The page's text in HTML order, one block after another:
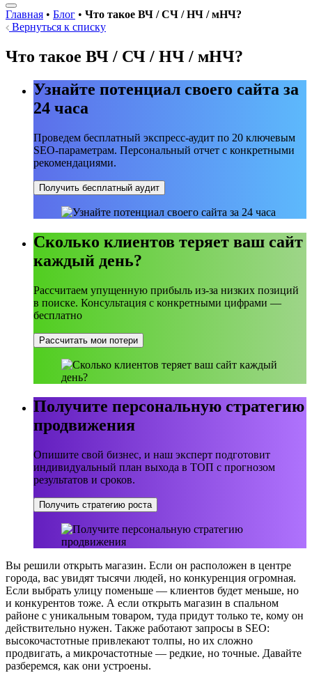
Главная • Блог • Что такое ВЧ / СЧ / НЧ / мНЧ?
Вернуться к списку
Что такое ВЧ / СЧ / НЧ / мНЧ?
Узнайте потенциал своего сайта за
24 часа
Проведем бесплатный экспресс-аудит по 20 ключевым
SEO-параметрам. Персональный отчет с конкретными
рекомендациями.
Получить бесплатный аудит
Сколько клиентов теряет ваш сайт
каждый день?
Рассчитаем упущенную прибыль из-за низких позиций
в поиске. Консультация с конкретными цифрами —
бесплатно
Рассчитать мои потери
Получите персональную стратегию
продвижения
Опишите свой бизнес, и наш эксперт подготовит
индивидуальный план выхода в ТОП с прогнозом
результатов и сроков.
Получить стратегию роста
Вы решили открыть магазин. Если он расположен в центре
города, вас увидят тысячи людей, но конкуренция огромная.
Если выбрать улицу поменьше — клиентов будет меньше, но
и конкурентов тоже. А если открыть магазин в спальном
районе с уникальным товаром, туда придут только те, кому он
действительно нужен. Также работают запросы в SEO:
высокочастотные привлекают толпы, но их сложно
продвигать, а микрочастотные — редкие, но точные. Давайте
разберемся, как они устроены.